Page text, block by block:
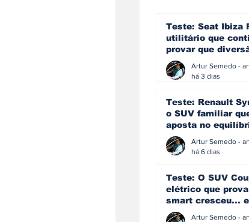
Teste: Seat Ibiza
utilitário que
provar que
eficiência e
simplicidade
há 3 dias
Teste: Renault
o SUV familiar
aposta no
ainda acredita na
manualhá 6 dias
Teste: O SUV
elétrico que
smart cresceu... e
amadureceu